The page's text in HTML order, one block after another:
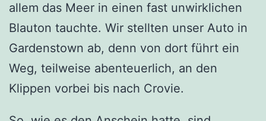
allem das Meer in einen fast unwirklichen
Blauton tauchte. Wir stellten unser Auto in
Gardenstown ab, denn von dort führt ein
Weg, teilweise abenteuerlich, an den
Klippen vorbei bis nach Crovie.